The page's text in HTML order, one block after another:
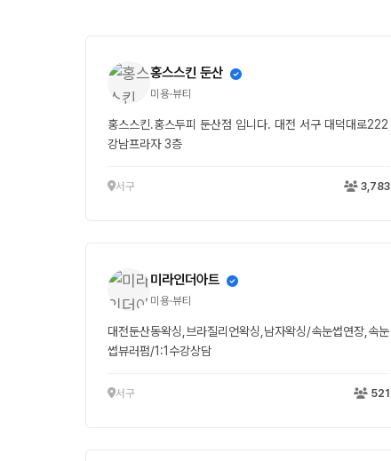
홍스스킨 둔산
미용·뷰티
홍스스킨.홍스두피 둔산점 입니다. 대전 서구 대덕대로222
강남프라자 3층
서구 3,783
미라인더아트
미용·뷰티
대전둔산동왁싱,브라질리언왁싱,남자왁싱/속눈썹연장,속눈
썹뷰러펌/1:1수강상담
서구 521